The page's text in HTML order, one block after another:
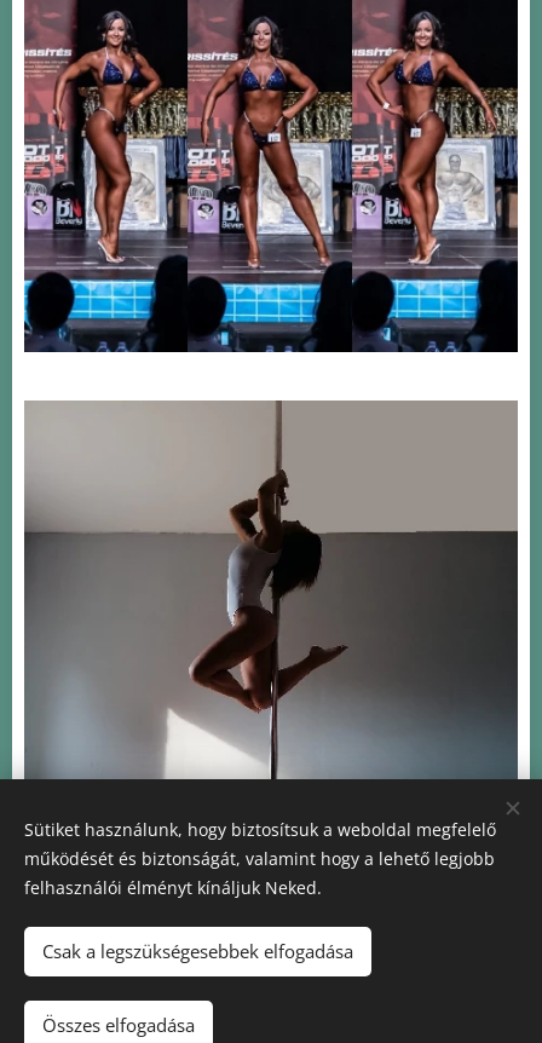
© 2020 FREE DANCE®
Az oldalt a
Sütiket használunk, hogy biztosítsuk a weboldal megfelelő
működését és biztonságát, valamint hogy a lehető legjobb
felhasználói élményt kínáljuk Neked.
Csak a legszükségesebbek elfogadása
Összes elfogadása